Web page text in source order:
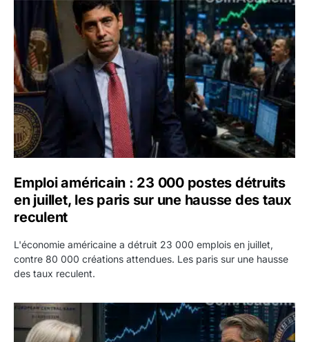
Emploi américain : 23 000 postes détruits en juillet, les
Emploi américain : 23 000 postes détruits
en juillet, les paris sur une hausse des taux
reculent
L'économie américaine a détruit 23 000 emplois en juillet,
contre 80 000 créations attendues. Les paris sur une hausse
des taux reculent.
Yen : Washington a vendu des euros sans prévenir la